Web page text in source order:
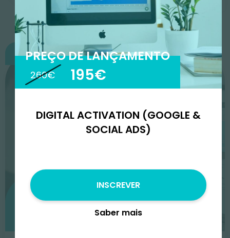
Começa
Preço de Lançamento
2499€
PREÇO DE LANÇAMENTO
260€ 195€
DIGITAL ACTIVATION (GOOGLE &
SOCIAL ADS)
INSCREVER
Saber mais